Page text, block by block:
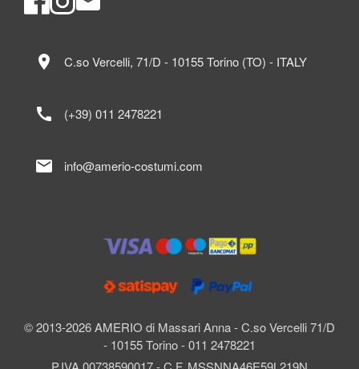
© 2013-2026 AMERIO di Massari Anna - C.so Vercelli 71/D
- 10155 Torino - 011 2478221
location_on C.so Vercelli, 71/D - 10155 Torino (TO) - ITALY
call (+39) 011 2478221
mail info@amerio-costumi.com